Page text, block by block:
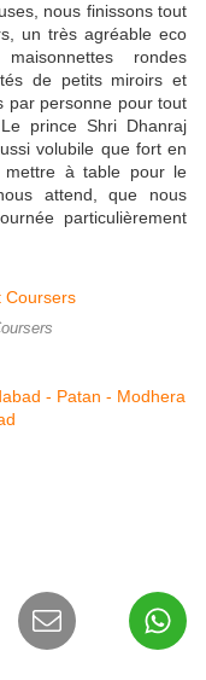
nous finissons tout
un très agréable eco
rondes
de petits miroirs et
par personne pour tout
prince Shri Dhanraj
volubile que fort en
mettre à table pour le
attend, que nous
particulièrement